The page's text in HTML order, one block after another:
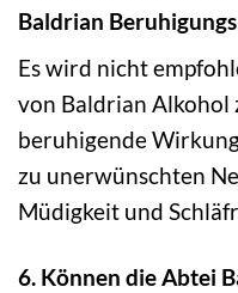
Baldrian
Es wird nicht
von Baldrian Alkohol
beruhigende
zu unerwünschten
Müdigkeit und
6. Können die Abtei